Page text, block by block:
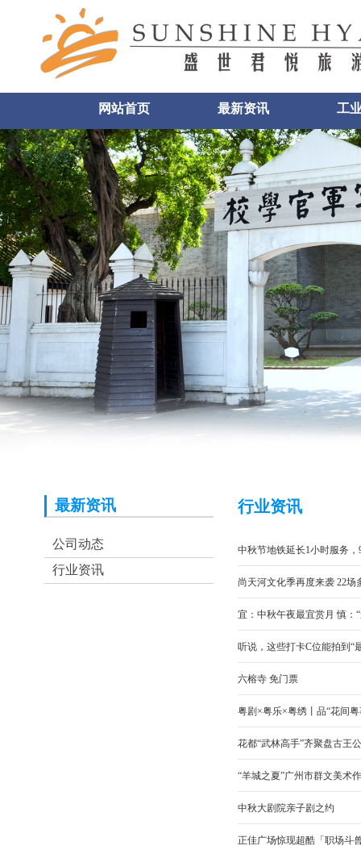
网站首页 最新资讯 工
最新资讯
公司动态
行业资讯
行业资讯
中秋节地铁延长1小时服务
尚天河文化季再度来袭 22
宜：中秋午夜最宜赏月 慎：
听说，这些打卡C位能拍到“
六榕寺 免门票
粤剧×粤乐×粤绣丨品“花间
花都“武林高手”齐聚盘古王
“羊城之夏”广州市群文美术
中秋大剧院亲子剧之约
正佳广场惊现超酷「职场斗